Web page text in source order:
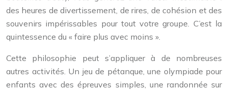
des heures de divertissement, de rires, de cohésion et des
souvenirs impérissables pour tout votre groupe. C’est la
quintessence du « faire plus avec moins ».
Cette philosophie peut s’appliquer à de nombreuses
autres activités. Un jeu de pétanque, une olympiade pour
enfants avec des épreuves simples, une randonnée sur